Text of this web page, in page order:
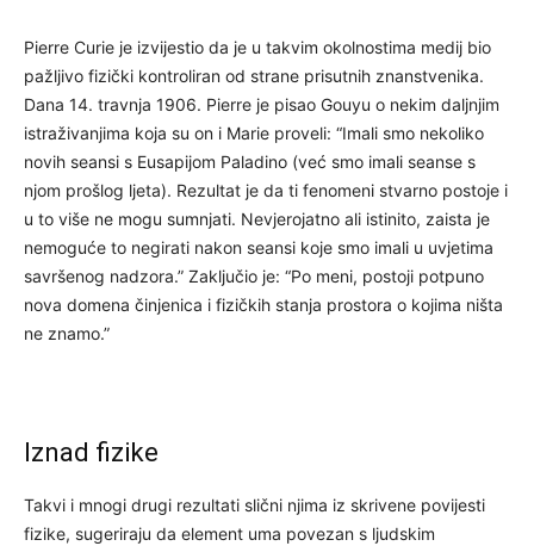
Pierre Curie je izvijestio da je u takvim okolnostima medij bio
pažljivo fizički kontroliran od strane prisutnih znanstvenika.
Dana 14. travnja 1906. Pierre je pisao Gouyu o nekim daljnjim
istraživanjima koja su on i Marie proveli: “Imali smo nekoliko
novih seansi s Eusapijom Paladino (već smo imali seanse s
njom prošlog ljeta). Rezultat je da ti fenomeni stvarno postoje i
u to više ne mogu sumnjati. Nevjerojatno ali istinito, zaista je
nemoguće to negirati nakon seansi koje smo imali u uvjetima
savršenog nadzora.” Zaključio je: “Po meni, postoji potpuno
nova domena činjenica i fizičkih stanja prostora o kojima ništa
ne znamo.”
Iznad fizike
Takvi i mnogi drugi rezultati slični njima iz skrivene povijesti
fizike, sugeriraju da element uma povezan s ljudskim